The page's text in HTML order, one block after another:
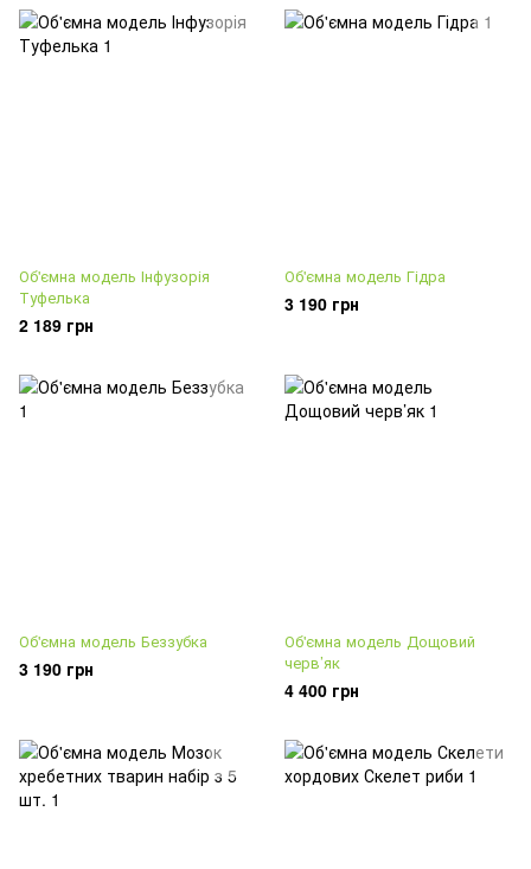
Об'ємна модель Інфузорія
Туфелька
2 189 грн
Об'ємна модель Гідра
3 190 грн
Об'ємна модель Беззубка
3 190 грн
Об'ємна модель Дощовий
черв’як
4 400 грн